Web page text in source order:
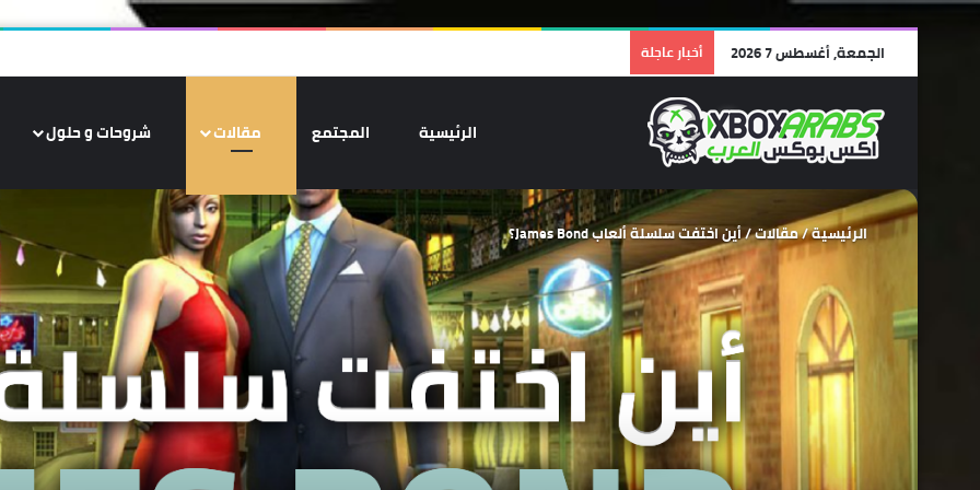
الجمعة, أغسطس 7 2026 أخبار عاجلة
الرئيسية المجتمع مقالات شروحات و حلول
الرئيسية/مقالات/أين اختفت سلسلة ألعاب James Bond؟